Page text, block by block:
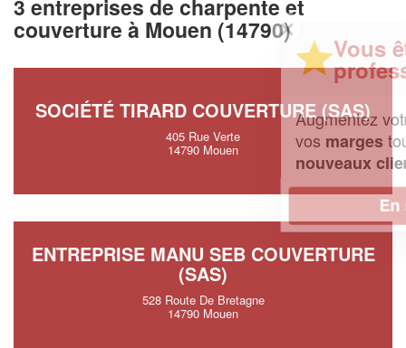
3 entreprises de charpente et
couverture à Mouen (14790)
SOCIÉTÉ TIRARD COUVERTURE (SAS)
405 Rue Verte
14790 Mouen
ENTREPRISE MANU SEB COUVERTURE
(SAS)
528 Route De Bretagne
14790 Mouen
✕
Vous êtes un
professionnel ?
Augmentez votrechiffre d'affaireset
margestout en gagnant de
nouveaux clients